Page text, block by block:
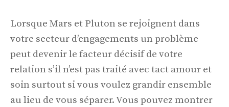
Lorsque Mars et Pluton se rejoignent dans
votre secteur d’engagements un problème
peut devenir le facteur décisif de votre
relation s’il n’est pas traité avec tact amour et
soin surtout si vous voulez grandir ensemble
au lieu de vous séparer. Vous pouvez montrer